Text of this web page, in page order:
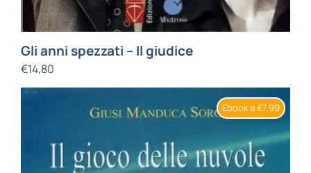
Gli anni spezzati – Il giudice
€14,80
Ebook a €7,99